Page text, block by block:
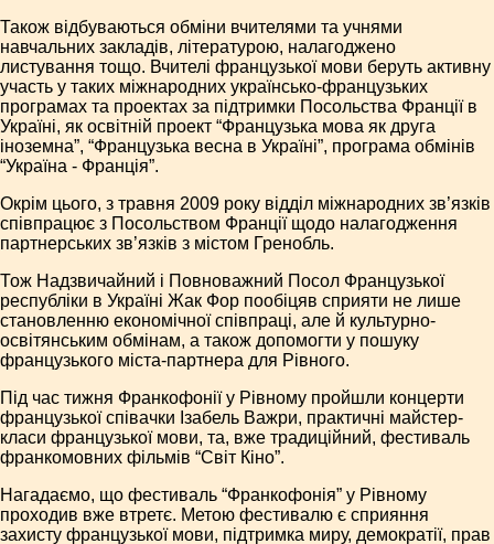
Також відбуваються обміни вчителями та учнями
навчальних закладів, літературою, налагоджено
листування тощо. Вчителі французької мови беруть активну
участь у таких міжнародних українсько-французьких
програмах та проектах за підтримки Посольства Франції в
Україні, як освітній проект “Французька мова як друга
іноземна”, “Французька весна в Україні”, програма обмінів
“Україна - Франція”.
Окрім цього, з травня 2009 року відділ міжнародних зв’язків
співпрацює з Посольством Франції щодо налагодження
партнерських зв’язків з містом Гренобль.
Тож Надзвичайний і Повноважний Посол Французької
республіки в Україні Жак Фор пообіцяв сприяти не лише
становленню економічної співпраці, але й культурно-
освітянським обмінам, а також допомогти у пошуку
французького міста-партнера для Рівного.
Під час тижня Франкофонії у Рівному пройшли концерти
французької співачки Ізабель Важри, практичні майстер-
класи французької мови, та, вже традиційний, фестиваль
франкомовних фільмів “Світ Кіно”.
Нагадаємо, що фестиваль “Франкофонія” у Рівному
проходив вже втретє. Метою фестивалю є сприяння
захисту французької мови, підтримка миру, демократії, прав